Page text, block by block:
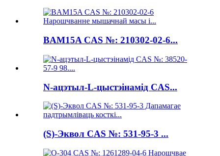
BAM15A CAS №: 210302-02-6...
N-ацэтыл-L-цыстэінамід CAS...
(S)-Эквол CAS №: 531-95-3 ...